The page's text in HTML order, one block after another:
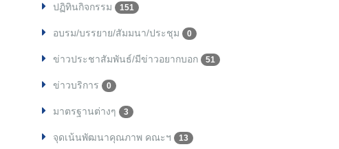
ปฏิทินกิจกรรม 151
อบรม/บรรยาย/สัมมนา/ประชุม 0
ข่าวประชาสัมพันธ์/มีข่าวอยากบอก 51
ข่าวบริการ 0
มาตรฐานต่างๆ 3
จุดเน้นพัฒนาคุณภาพ คณะฯ 13